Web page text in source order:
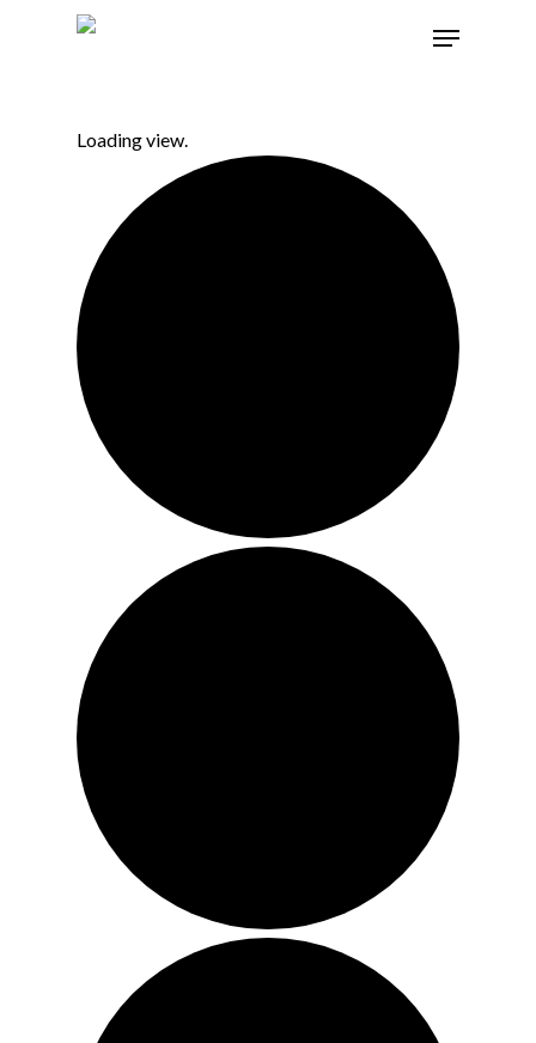
Loading view.